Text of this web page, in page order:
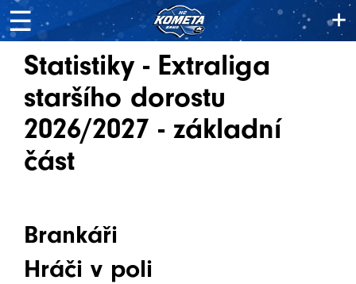
☰
+
Statistiky - Extraliga
staršího dorostu
2026/2027 - základní
část
Brankáři
Hráči v poli